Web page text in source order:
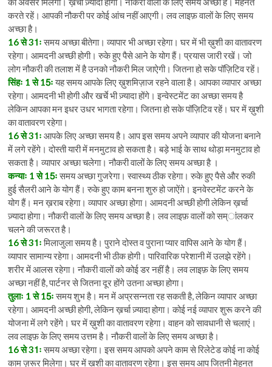
करते रहें। आपकी नौकरी पर कोई आंच नहीं आएगी। लव लाइफ़ वालों के लिए समय
अच्छा है।
16 से 31ः समय अच्छा बीतेगा। व्यापार भी अच्छा रहेगा। घर में भी ख़ुशी का वातावरण
रहेगा। आमदनी अच्छी होगी। रुके हुए पैसे आने के योग हैं। प्रयास जारी रखें। जो
लोग नौकरी की तलाश में है उनको नौकरी मिल जाऐगी। जितना हो सके पॉज़िटिव रहें।
सिंहः 1 से 15ः यह समय आपके लिए ख़ुशमिज़ाज रहने वाला है। आपका व्यापार अच्छा
रहेगा। आमदनी भी होगी और खर्चे भी ज़्यादा होंगे। इन्वेस्टमेंट का अच्छा समय है
लेकिन आपका मन इधर उधर भागता रहेगा। जितना हो सके पॉज़िटिव रहें। घर में ख़ुशी
का वातावरण रहेगा।
16 से 31ः आपके लिए अच्छा समय है। आप इस समय अपने व्यापार की योजना बनाने
में लगे रहेंगे। दोस्ती यारी में मनमुटाव हो सकता है। बड़े भाई के साथ थोड़ा मनमुटाव हो
सकता है। व्यापार अच्छा चलेगा। नौकरी वालों के लिए समय अच्छा है ।
कन्याः 1 से 15ः समय अच्छा गुजरेगा। स्वास्थ्य ठीक रहेगा। रुके हुए पैसे और रुकी
हुई सैलरी आने के योग हैं। रुके हुए काम बनना शुरु हो जाऐंग़े। इनवेस्टमेंट करने के
योग हैं। मन ख़राब रहेगा। व्यापार अच्छा होगा। आमदनी अच्छी होगी लेकिन ख़र्चा
ज़्यादा होगा। नौकरी वालों के लिए समय अच्छा है। लव लाइफ़ वालों को सम्ांलकर
चलने की जरूरत है।
16 से 31ःमिलाजुला समय है। पुराने दोस्त व पुराना प्यार वापिस आने के योग हैं।
व्यापार सामान्य रहेगा। आमदनी भी ठीक होगी। पारिवारिक परेशानी में उलझे रहेंगे।
शरीर में आलस रहेगा। नौकरी वालों को कोई डर नहीं है। लव लाइफ़ के लिए समय
अच्छा नहीं है, पार्टनर से जितना दूर होंगे उतना अच्छा होगा।
तुलाः 1 से 15ःसमय शुभ है। मन में अप्रसन्नता रह सकती है, लेकिन व्यापार अच्छा
रहेगा। आमदनी अच्छी होगी, लेकिन ख़र्चा ज़्यादा होगा। कोई नई व्यापार शुरू करने की
योजना में लगे रहेंगे। घर में ख़ुशी का वातावरण रहेगा। वाहन को सावधानी से चलाएं।
लव लाइफ़ के लिए समय उत्तम है। नौकरी वालों के लिए समय अच्छा है।
16 से 31ः समय अच्छा रहेगा। इस समय आपको अपने काम से रिलेटेड कोई ना कोई
काम ज़रूर मिलेगा। घर में ख़ुशी का वातावरण रहेगा। इस समय आप जितनी मेहनत